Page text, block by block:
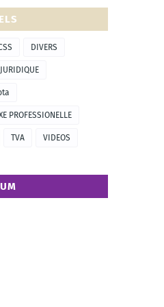
DIVERS
JURIDIQUE
PROFESSIONELLE
TVA VIDEOS